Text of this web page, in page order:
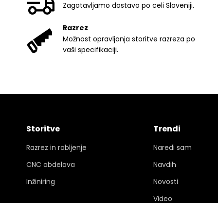
Zagotavljamo dostavo po celi Sloveniji.
Razrez
Možnost opravljanja storitve razreza po
vaši specifikaciji.
Storitve
Razrez in robljenje
CNC obdelava
Inžiniring
Trendi
Naredi sam
Navdih
Novosti
Video